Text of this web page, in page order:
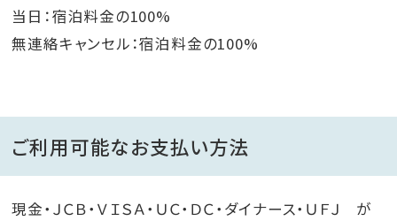
当日：宿泊料金の100%
無連絡キャンセル：宿泊料金の100%
ご利用可能なお支払い方法
現金・ＪＣＢ・ＶＩＳＡ・ＵＣ・ＤＣ・ダイナース・ＵＦＪ が